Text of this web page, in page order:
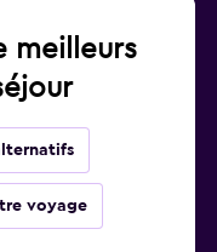
meilleurs
voyage